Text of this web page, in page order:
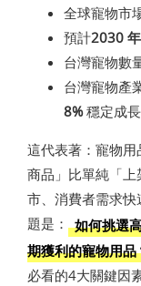
全球寵物市
預計2030
台灣寵物數
台灣寵物產
8%穩定成長
這代表著：寵物
商品」比單純「
市、消費者需求
題是：
如何挑選
期獲利的寵物用品
必看的4大關鍵因素